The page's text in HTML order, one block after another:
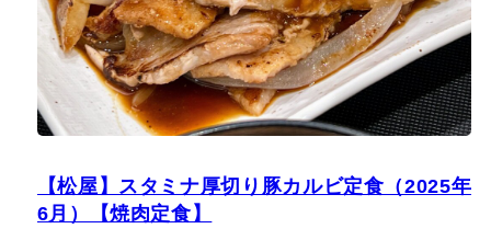
【松屋】スタミナ厚切り豚カルビ定食（2025年
6月）【焼肉定食】